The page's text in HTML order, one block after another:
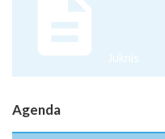
Juknis
Agenda